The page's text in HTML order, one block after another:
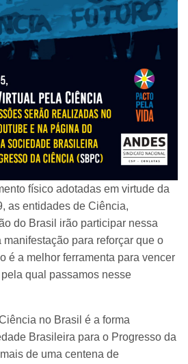
físico adotadas em virtude da
as entidades de Ciência,
do Brasil irão participar nessa
para reforçar que o
é a melhor ferramenta para vencer
qual passamos nesse
no Brasil é a forma
Brasileira para o Progresso da
de uma centena de